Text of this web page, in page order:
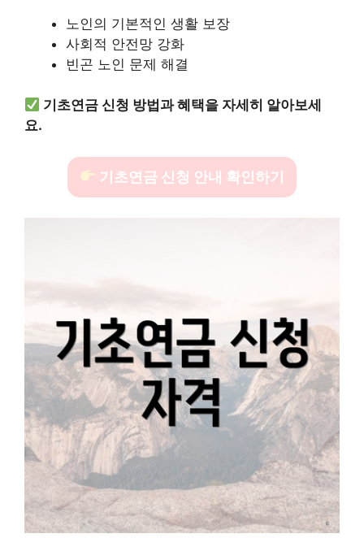
노인의 기본적인 생활 보장
사회적 안전망 강화
빈곤 노인 문제 해결
기초연금 신청 방법과 혜택을 자세히 알아보세
요.
기초연금 신청 안내 확인하기